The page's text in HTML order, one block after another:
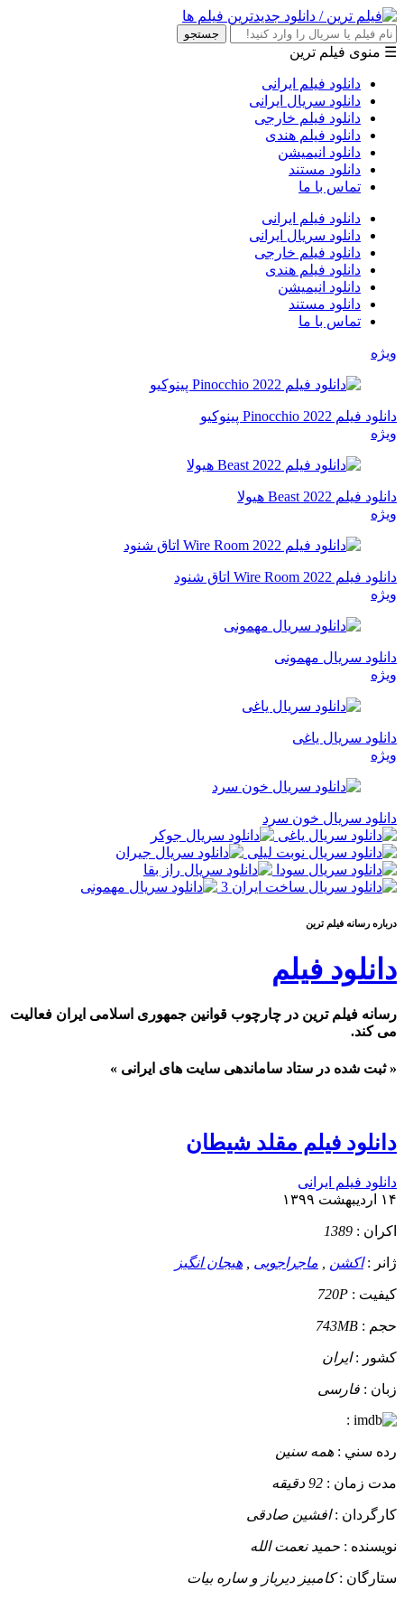
جستجو
☰ منوی فیلم ترین
دانلود فیلم ایرانی
دانلود سریال ایرانی
دانلود فیلم خارجی
دانلود فیلم هندی
دانلود انیمیشن
دانلود مستند
تماس با ما
دانلود فیلم ایرانی
دانلود سریال ایرانی
دانلود فیلم خارجی
دانلود فیلم هندی
دانلود انیمیشن
دانلود مستند
تماس با ما
ویژه
دانلود فیلم Pinocchio 2022 پینوکیو
ویژه
دانلود فیلم Beast 2022 هیولا
ویژه
دانلود فیلم Wire Room 2022 اتاق شنود
ویژه
دانلود سریال مهمونی
ویژه
دانلود سریال یاغی
ویژه
دانلود سریال خون سرد
درباره رسانه فيلم ترين
دانلود فیلم
رسانه فیلم ترین در چارچوب قوانین جمهوری اسلامی ایران فعالیت
می کند.
« ثبت شده در ستاد ساماندهی سایت های ایرانی »
دانلود فیلم مقلد شیطان
دانلود فیلم ایرانی
۱۴ اردیبهشت ۱۳۹۹
اکران : 1389
ژانر :اکشن ماجراجویی هیجان انگیز
کيفيت : 720P
حجم : 743MB
کشور :ایران
زبان : فارسی
:
رده سني : همه سنین
مدت زمان : 92 دقیقه
کارگردان :افشین صادقی
نويسنده : حمید نعمت الله
ستارگان :کامبیز دیرباز و ساره بیات